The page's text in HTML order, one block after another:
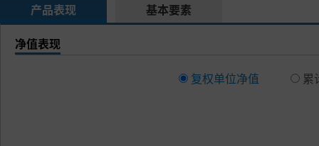
产品表现 基本要素
净值表现
复权单位净值 累